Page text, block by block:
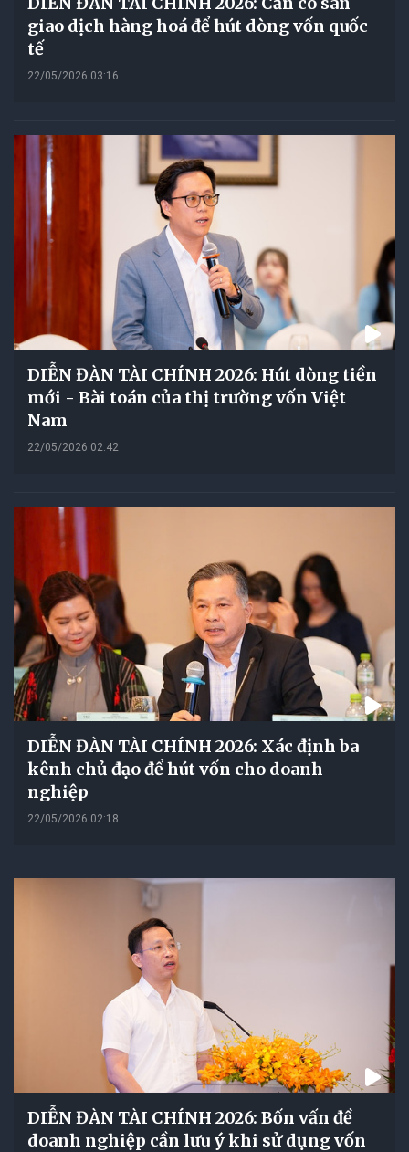
giao dịch hàng hoá để hút dòng vốn quốc
tế
22/05/2026 03:16
DIỄN ĐÀN TÀI CHÍNH 2026: Hút dòng tiền
mới - Bài toán của thị trường vốn Việt
Nam
22/05/2026 02:42
DIỄN ĐÀN TÀI CHÍNH 2026: Xác định ba
kênh chủ đạo để hút vốn cho doanh
nghiệp
22/05/2026 02:18
DIỄN ĐÀN TÀI CHÍNH 2026: Bốn vấn đề
doanh nghiệp cần lưu ý khi sử dụng vốn